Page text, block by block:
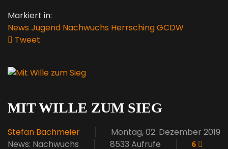
Markiert in:
News Jugend Nachwuchs HerrschingGCDW
Tweet
MIT WILLE ZUM SIEG
Stefan Bachmeier
Montag, 02. Dezember 2019
News: Nachwuchs
8533 Aufrufe
6